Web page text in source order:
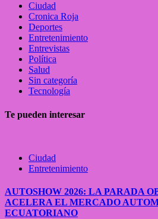
Ciudad
Cronica Roja
Deportes
Entretenimiento
Entrevistas
Política
Salud
Sin categoría
Tecnología
Te pueden interesar
Ciudad
Entretenimiento
AUTOSHOW 2026: LA PARADA
ACELERA EL MERCADO
ECUATORIANO